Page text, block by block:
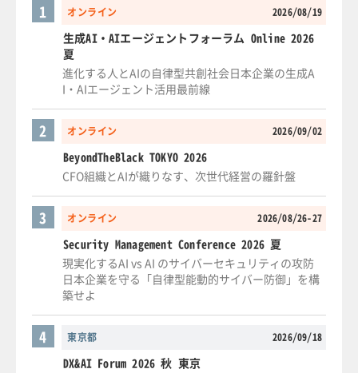
オンライン 2026/08/19
1
生成AI・AIエージェントフォーラム Online 2026
夏
進化する人とAIの自律型共創社会日本企業の生成A
I・AIエージェント活用最前線
オンライン 2026/09/02
2
BeyondTheBlack TOKYO 2026
CFO組織とAIが織りなす、次世代経営の羅針盤
オンライン 2026/08/26-27
3
Security Management Conference 2026 夏
現実化するAI vs AI のサイバーセキュリティの攻防
日本企業を守る「自律型能動的サイバー防御」を構
築せよ
東京都 2026/09/18
4
DX&AI Forum 2026 秋 東京